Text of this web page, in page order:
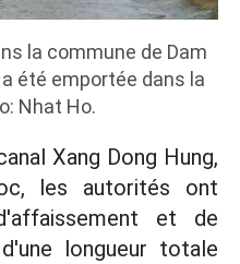
la commune de Dam
été emportée dans la
Nhat Ho.
Xang Dong Hung,
les autorités ont
et de
longueur totale